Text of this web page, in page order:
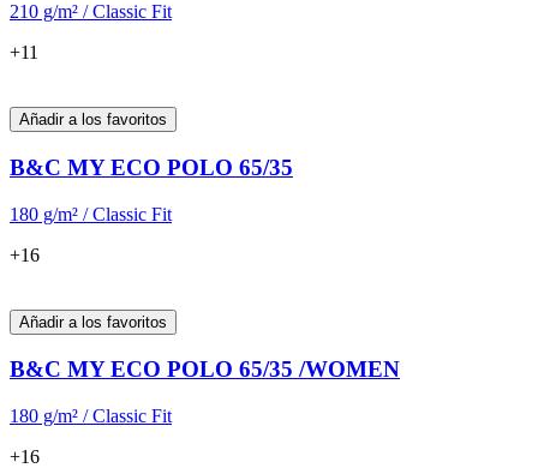
210 g/m² / Classic Fit
+11
Añadir a los favoritos
B&C MY ECO POLO 65/35
180 g/m² / Classic Fit
+16
Añadir a los favoritos
B&C MY ECO POLO 65/35 /WOMEN
180 g/m² / Classic Fit
+16